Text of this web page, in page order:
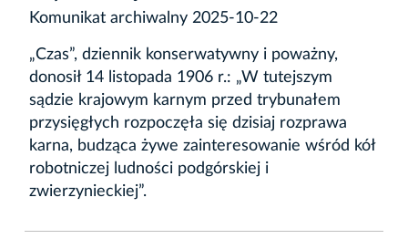
Komunikat archiwalny 2025-10-22
„Czas”, dziennik konserwatywny i poważny,
donosił 14 listopada 1906 r.: „W tutejszym
sądzie krajowym karnym przed trybunałem
przysięgłych rozpoczęła się dzisiaj rozprawa
karna, budząca żywe zainteresowanie wśród kół
robotniczej ludności podgórskiej i
zwierzynieckiej”.